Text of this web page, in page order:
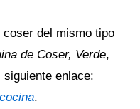
del mismo tipo
de Coser, Verde,
enlace:
.